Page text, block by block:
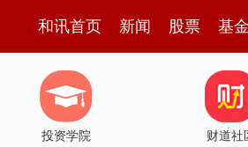
和讯首页 新闻 股票 基金
投资学院 财道社